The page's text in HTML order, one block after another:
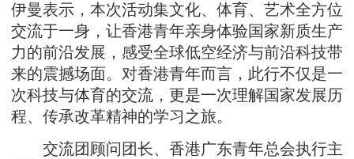
伊曼表示，本次活动集文化、体育、艺术全方位
交流于一身，让香港青年亲身体验国家新质生产
力的前沿发展，感受全球低空经济与前沿科技带
来的震撼场面。对香港青年而言，此行不仅是一
次科技与体育的交流，更是一次理解国家发展历
程、传承改革精神的学习之旅。
交流团顾问团长、香港广东青年总会执行主